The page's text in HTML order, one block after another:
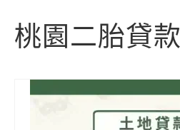
房屋貸款
信用貸款
代書貸款
桃園二胎貸款